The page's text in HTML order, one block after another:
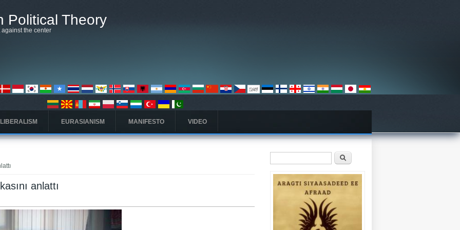
Political Theory
the center
EURASIANISM MANIFESTO VIDEO
anlattı
Search form